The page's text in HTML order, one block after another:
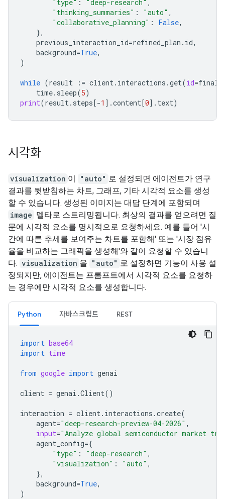
"type" : "deep-research" ,
"thinking_summaries" : "auto" ,
"collaborative_planning" : False,
},
previous_interaction_id=refined_plan . id,
background=True,
)
while (result := client. interactions .get(id=
time. sleep(5)
print(result. steps[-1 ] .content[0] . text)
시각화
visualization 이 "auto" 로 설정되면 에이전트가 연구
결과를 뒷받침하는 차트, 그래프, 기타 시각적 요소를 생성
할 수 있습니다. 생성된 이미지는 대답 단계에 포함되며
image 델타로 스트리밍됩니다. 최상의 결과를 얻으려면 질
문에 시각적 요소를 명시적으로 요청하세요. 예를 들어 '시
간에 따른 추세를 보여주는 차트를 포함해' 또는 '시장 점유
율을 비교하는 그래픽을 생성해'와 같이 요청할 수 있습니
다. visualization 을 "auto" 로 설정하면 기능이 사용 설
정되지만, 에이전트는 프롬프트에서 시각적 요소를 요청하
는 경우에만 시각적 요소를 생성합니다.
Python 자바스크립트 REST
import base64
import time
from google import genai
client = genai .Client()
interaction = client. interactions .create(
agent="deep-research-preview-04-2026" ,
input="Analyze global semiconductor market
agent_config={
"type" : "deep-research" ,
"visualization" : "auto" ,
},
background=True,
)